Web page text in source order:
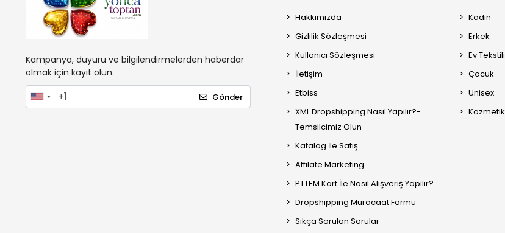
Kampanya, duyuru ve bilgilendirmelerden haberdar
olmak için kayıt olun.
Gönder
Hakkımızda
Gizlilik Sözleşmesi
Kullanıcı Sözleşmesi
İletişim
Etbiss
XML Dropshipping Nasıl Yapılır?-
Temsilcimiz Olun
Katalog İle Satış
Affilate Marketing
PTTEM Kart İle Nasıl Alışveriş Yapılır?
Dropshipping Müracaat Formu
Sıkça Sorulan Sorular
Kadın
Erkek
Ev Tekstili
Çocuk
Unisex
Kozmetik